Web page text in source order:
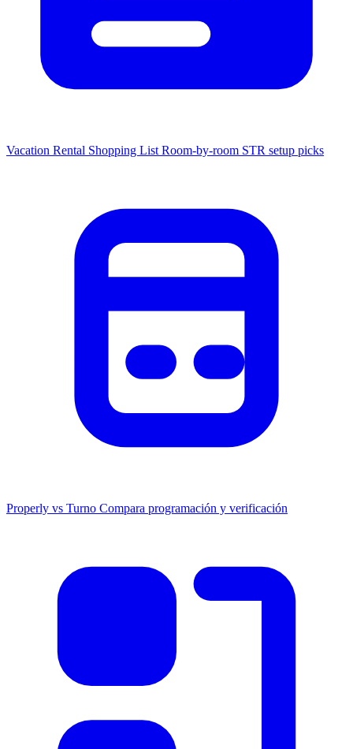
Vacation Rental Shopping List Room-by-room STR setup picks
Properly vs Turno Compara programación y verificación